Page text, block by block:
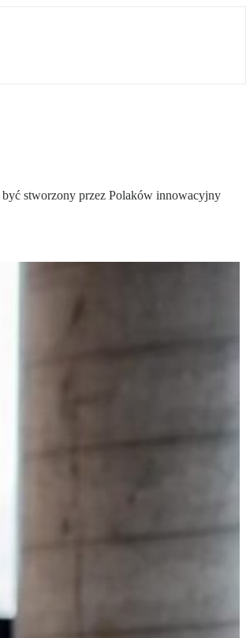
stworzony przez Polaków innowacyjny